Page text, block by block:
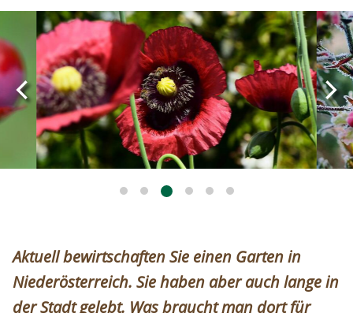
Image
Aktuell bewirtschaften Sie einen Garten in
Niederösterreich. Sie haben aber auch lange in
der Stadt gelebt. Was braucht man dort für